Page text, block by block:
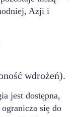
Azji i
wdrożeń).
jest dostępna,
się do